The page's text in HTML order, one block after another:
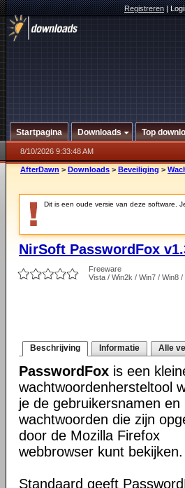
Registreren|
Startpagina Downloads Top
8/10/2026 9:33:48 AM
AfterDawn > Downloads > Beveiliging >
Dit is een oude versie van deze software.
NirSoft PasswordFox
Freeware
Vista / Win2k / Win7 / Win8 /
Beschrijving Informatie Alle
PasswordFox is een
wachtwoordenhersteltool
je de gebruikersnamen en
wachtwoorden die zijn
door de Mozilla Firefox
webbrowser kunt bekijken.
Standaard geeft